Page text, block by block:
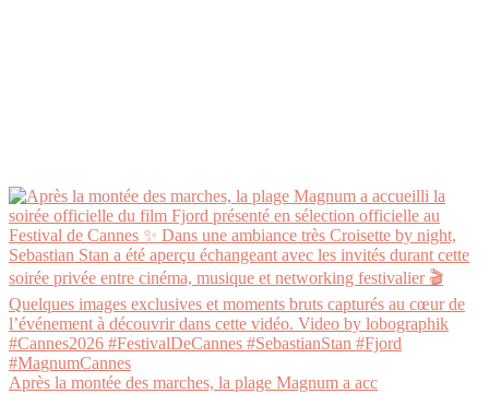
Après la montée des marches, la plage Magnum a acc